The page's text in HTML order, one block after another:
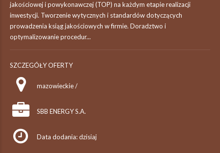
jakościowej i powykonawczej (TOP) na każdym etapie realizacji
inwestycji. Tworzenie wytycznych i standardów dotyczących
prowadzenia ksiąg jakościowych w firmie. Doradztwo i
optymalizowanie procedur...
SZCZEGÓŁY OFERTY
mazowieckie /
SBB ENERGY S.A.
Data dodania: dzisiaj